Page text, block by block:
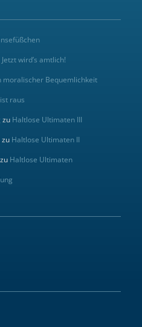
wird’s amtlich!
moralischer Bequemlichkeit
raus
zu Haltlose Ultimaten III
zu Haltlose Ultimaten II
zu Haltlose Ultimaten